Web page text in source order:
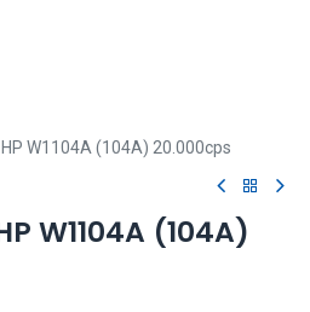
W1104A (104A) 20.000cps
W1104A (104A)